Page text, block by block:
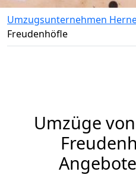
Umzugsunternehmen
Freudenhöfle
Umzüge